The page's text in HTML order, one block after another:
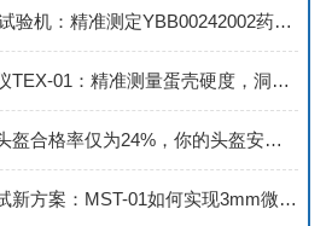
FPT-01小力值剥离试验机：精准测定YBB00242002药用复合硬片剥离强度
西奥机电质构分析仪TEX-01：精准测量蛋壳硬度，洞悉材料机械性能
国家质检总局抽查头盔合格率仅为24%，你的头盔安全吗？
螺纹活塞配合性测试新方案：MST-01如何实现3mm微位移稳定监测？